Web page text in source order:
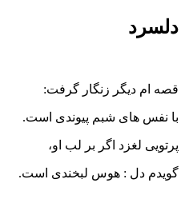
دلسرد
قصه ام دیگر زنگار گرفت:
با نفس های شبم پیوندی است.
پرتویی لغزد اگر بر لب او،
گویدم دل : هوس لبخندی است.